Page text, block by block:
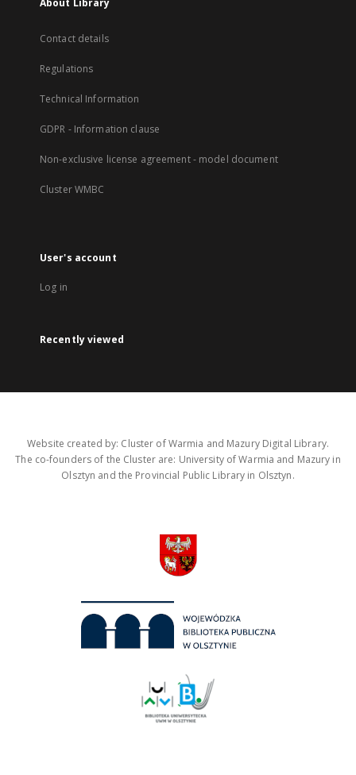
About Library
Contact details
Regulations
Technical Information
GDPR - Information clause
Non-exclusive license agreement - model document
Cluster WMBC
User's account
Log in
Recently viewed
Website created by: Cluster of Warmia and Mazury Digital Library.
The co-founders of the Cluster are: University of Warmia and Mazury in
Olsztyn and the Provincial Public Library in Olsztyn.